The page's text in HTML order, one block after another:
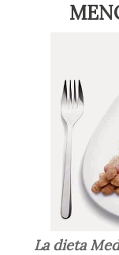
La dieta Mediterranea, oggi considerata un